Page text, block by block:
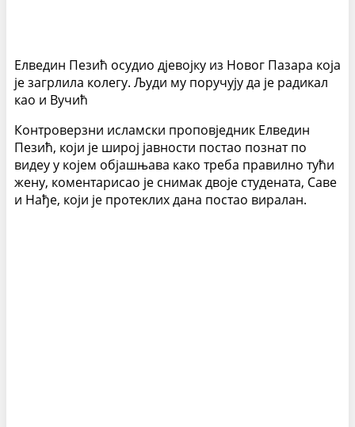
Елведин Пезић осудио дјевојку из Новог Пазара која
је загрлила колегу. Људи му поручују да је радикал
као и Вучић
Контроверзни исламски проповједник Елведин
Пезић, који је широј јавности постао познат по
видеу у којем објашњава како треба правилно тући
жену, коментарисао је снимак двоје студената, Саве
и Нађе, који је протеклих дана постао виралан.